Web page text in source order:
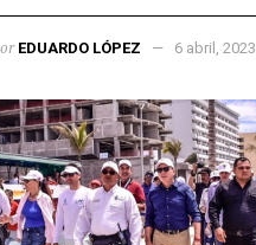
EDUARDO LÓPEZ 6 abril, 2023